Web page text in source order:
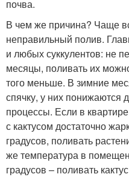
почва.
В чем же причина? Чаще
неправильный полив.
и любых суккулентов: не
месяцы, поливать их
того меньше. В зимние
спячку, у них
процессы. Если в
с кактусом достаточно
градусов, поливать
же температура в
градусов – поливать